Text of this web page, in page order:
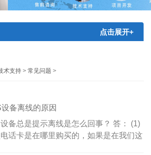
点击展开+
术支持 >常见问题 >
备离线的原因
备总是提示离线是怎么回事？ 答： (1)
话卡是在哪里购买的，如果是在我们这